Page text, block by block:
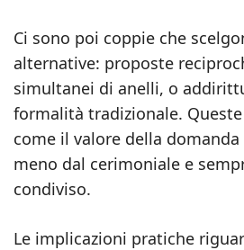
Ci sono poi coppie che
alternative: proposte
simultanei di anelli, o
formalità tradizionale.
come il valore della
meno dal cerimoniale e
condiviso.
Le implicazioni pratiche